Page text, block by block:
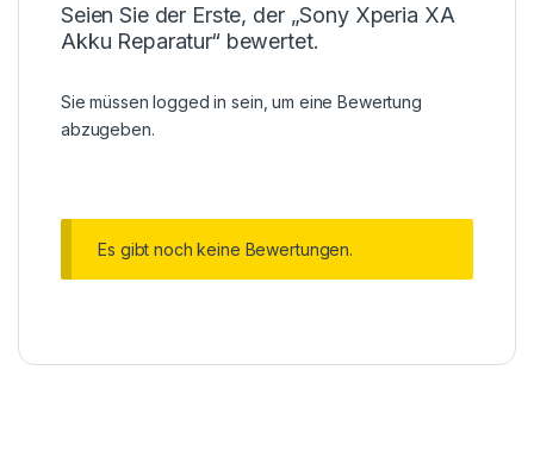
Seien Sie der Erste, der „Sony Xperia XA
Akku Reparatur“ bewertet.
Sie müssenlogged in sein, um eine Bewertung
abzugeben.
Es gibt noch keine Bewertungen.